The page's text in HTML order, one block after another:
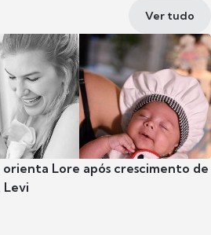
Ver tudo
Lore após crescimento de
Levi